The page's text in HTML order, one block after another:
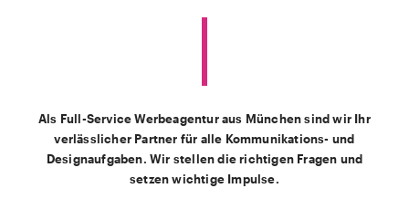
Als Full-Service Werbeagentur aus München sind wir Ihr
verlässlicher Partner für alle Kommunikations- und
Designaufgaben. Wir stellen die richtigen Fragen und
setzen wichtige Impulse.